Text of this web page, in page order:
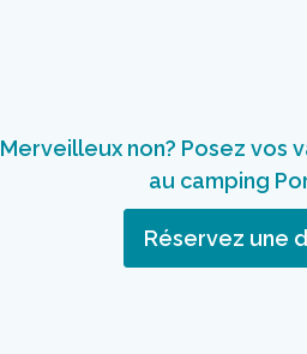
Merveilleux non? Posez vos
au camping
Réservez une